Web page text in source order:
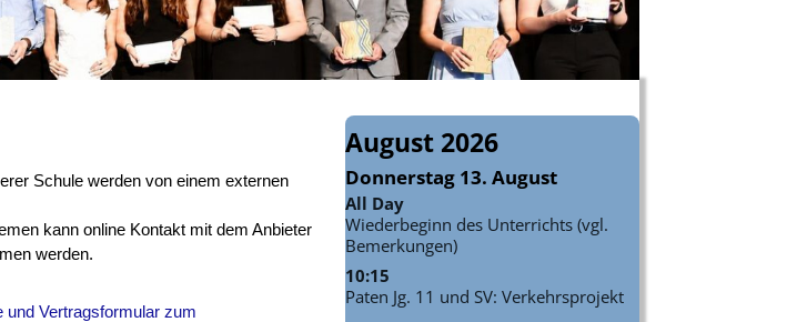
Schule werden von einem externen
kann online Kontakt mit dem Anbieter
werden.
und Vertragsformular zum
August 2026
Donnerstag 13. August
All Day
Wiederbeginn des Unterrichts (vgl.
Bemerkungen)
10:15
Paten Jg. 11 und SV: Verkehrsprojekt